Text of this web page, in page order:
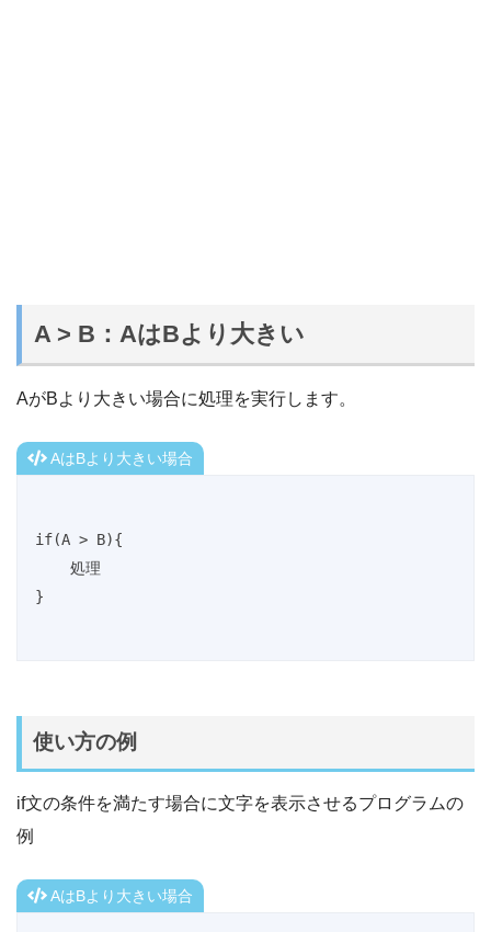
A > B：AはBより大きい
AがBより大きい場合に処理を実行します。
AはBより大きい場合
if(A > B){
}
使い方の例
if文の条件を満たす場合に文字を表示させるプログラムの
例
AはBより大きい場合